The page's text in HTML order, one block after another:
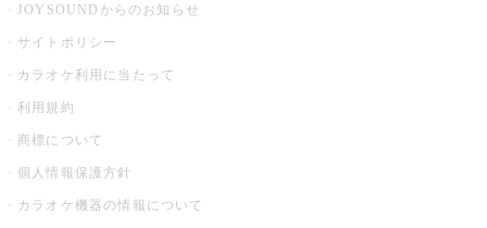
JOYSOUNDからのお知らせ
サイトポリシー
カラオケ利用に当たって
利用規約
商標について
個人情報保護方針
カラオケ機器の情報について